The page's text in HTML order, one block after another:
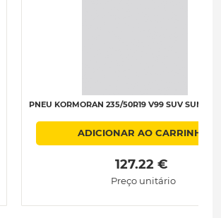
PNEU KORMORAN 235/50R19 V99 SUV
ADICIONAR AO CARRINHO
127.22 €
Preço unitário